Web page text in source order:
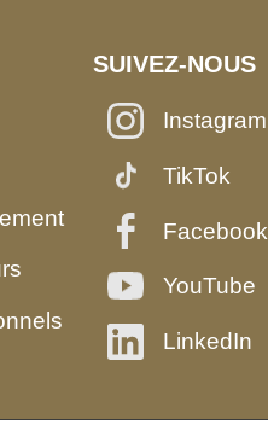
SUIVEZ-NOUS
Instagram
TikTok
Facebook
YouTube
LinkedIn